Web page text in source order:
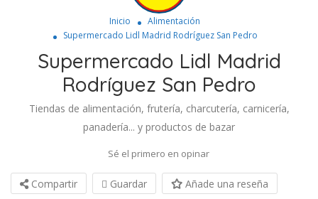
Inicio
Alimentación
Supermercado Lidl Madrid Rodríguez San Pedro
Supermercado Lidl Madrid
Rodríguez San Pedro
Tiendas de alimentación, frutería, charcutería, carnicería,
panadería... y productos de bazar
Sé el primero en opinar
Compartir Guardar Añade una reseña